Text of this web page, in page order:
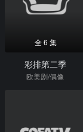
全 6 集
彩排第二季
欧美剧/偶像